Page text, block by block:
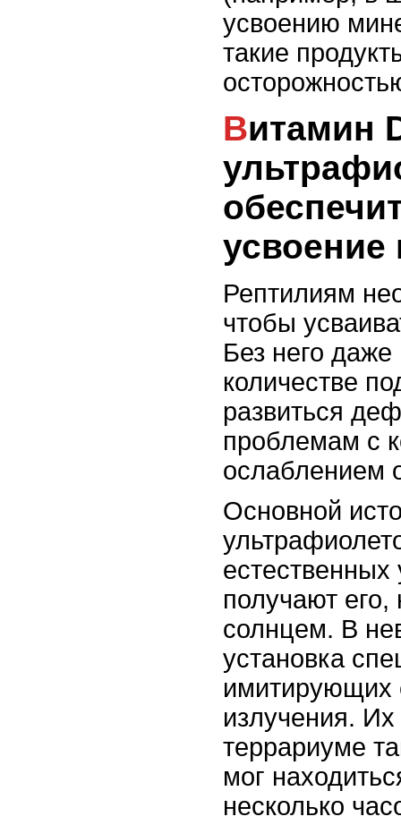
усвоению
такие
Витамин D3 и
усвоение
Рептилиям
чтобы
Без него
количестве
развиться
проблемам с
ослаблением
Основной
естественных
получают его,
солнцем. В
установка
имитирующих
излучения.
террариуме
мог
несколько